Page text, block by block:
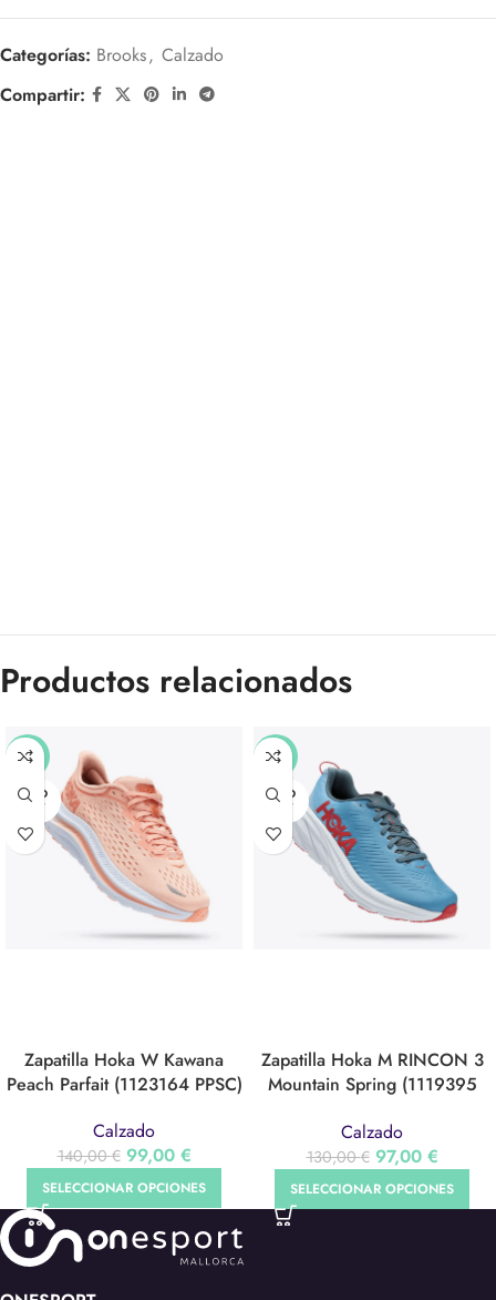
Categorías: Brooks, Calzado
Compartir:
Productos relacionados
-29%
SOLD
OUT
Zapatilla Hoka W Kawana
Peach Parfait (1123164 PPSC)
Calzado
140,00€ 99,00 €
SELECCIONAR OPCIONES
-25%
SOLD
OUT
Zapatilla Hoka M RINCON 3
Mountain Spring (1119395
Calzado
130,00€ 97,00 €
SELECCIONAR OPCIONES